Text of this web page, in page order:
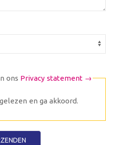
ons Privacy statement →
en ga akkoord.